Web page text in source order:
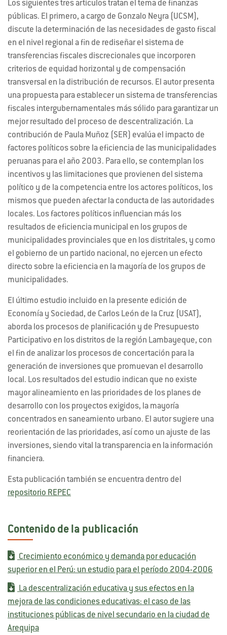
Los siguientes tres artículos tratan el tema de finanzas
públicas. El primero, a cargo de Gonzalo Neyra ( UCSM ),
discute la determinación de las necesidades de gasto fiscal
en el nivel regional a fin de rediseñar el sistema de
transferencias fiscales discrecionales que incorporen
criterios de equidad horizontal y de compensación
transversal en la distribución de recursos. El autor presenta
una propuesta para establecer un sistema de transferencias
fiscales intergubernamentales más sólido para garantizar un
mejor resultado del proceso de descentralización. La
contribución de Paula Muñoz ( SER ) evalúa el impacto de
factores políticos sobre la eficiencia de las municipalidades
peruanas para el año 2003. Para ello, se contemplan los
incentivos y las limitaciones que provienen del sistema
político y de la competencia entre los actores políticos, los
mismos que pueden afectar la conducta de las autoridades
locales. Los factores políticos influencian más los
resultados de eficiencia municipal en los grupos de
municipalidades provinciales que en los distritales, y como
el gobierno de un partido nacional, no ejercen un efecto
directo sobre la eficiencia en la mayoría de los grupos de
municipalidades.
El último estudio incluido en la presente edición de
Economía y Sociedad, de Carlos León de la Cruz (USAT),
aborda los procesos de planificación y de Presupuesto
Participativo en los distritos de la región Lambayeque, con
el fin de analizar los procesos de concertación para la
generación de inversiones que promuevan el desarrollo
local. Los resultados del estudio indican que no existe
mayor alineamiento en las prioridades de los planes de
desarrollo con los proyectos exigidos, la mayoría
concentrados en saneamiento urbano. El autor sugiere una
reorientación de las prioridades, así como un ajuste de las
inversiones, siendo vital la transparencia en la información
financiera.
Esta publicación también se encuentra dentro del
repositorio REPEC
Contenido de la publicación
Crecimiento económico y demanda por educación
superior en el Perú: un estudio para el período 2004-2006
La descentralización educativa y sus efectos en la
mejora de las condiciones educativas: el caso de las
instituciones públicas de nivel secundario en la ciudad de
Arequipa